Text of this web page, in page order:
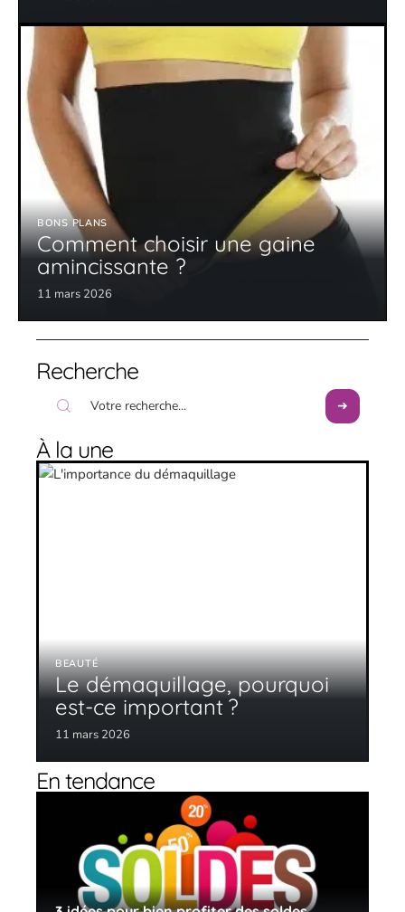
BONS PLANS
Comment choisir une gaine
amincissante ?
11 mars 2026
Recherche
À la une
BEAUTÉ
Le démaquillage, pourquoi
est-ce important ?
11 mars 2026
En tendance